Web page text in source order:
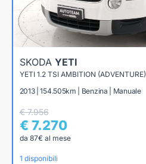
SKODA YETI
YETI 1.2 TSI AMBITION (ADVENTURE)
2013 | 154.505km | Benzina | Manuale
€ 7.956
€ 7.270
da 87€ al mese
1 disponibili